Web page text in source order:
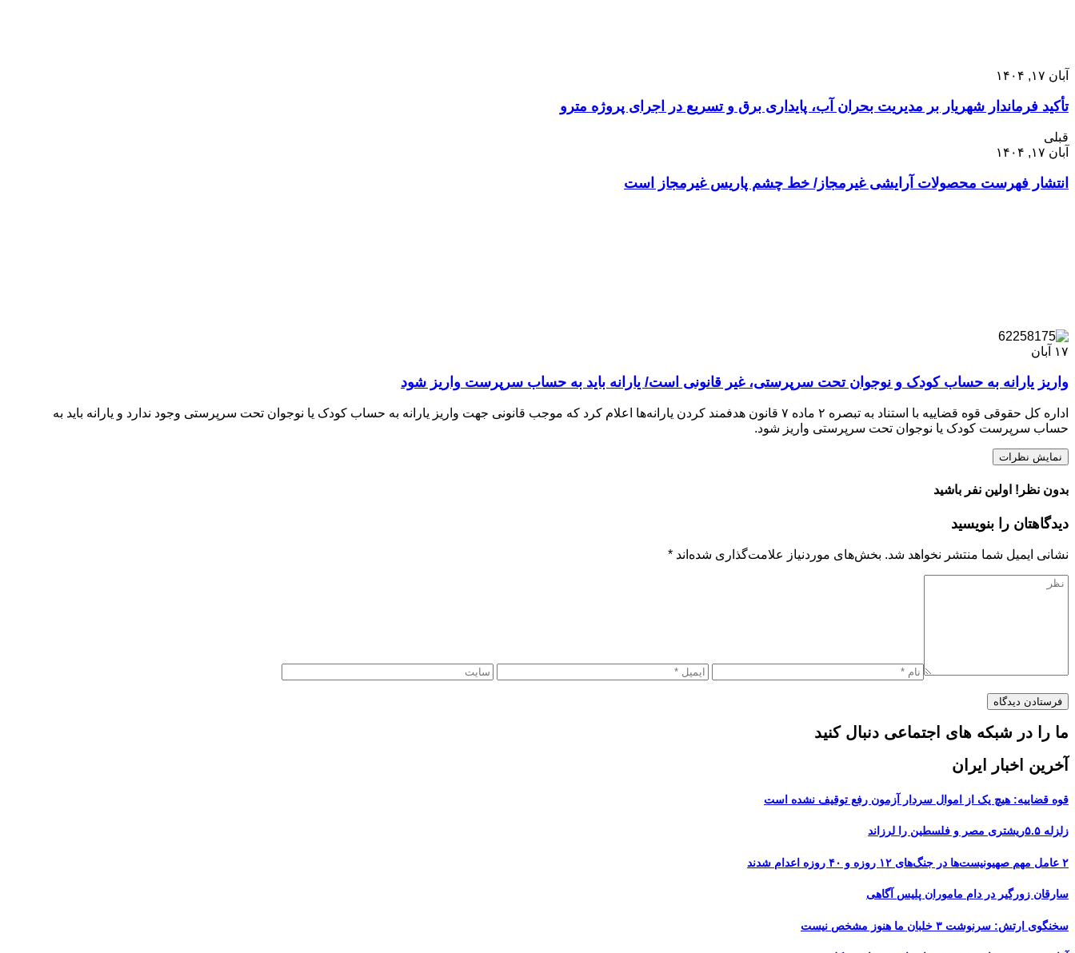
آبان ۱۷, ۱۴۰۴
تأکید فرماندار شهریار بر مدیریت بحران آب، پایداری برق و تسریع در اجرای پروژه مترو
قبلی
آبان ۱۷, ۱۴۰۴
انتشار فهرست محصولات آرایشی غیرمجاز/ خط چشم پاریس غیرمجاز است
۱۷ آبان
واریز یارانه به حساب کودک و نوجوان تحت سرپرستی، غیر قانونی است/ یارانه باید به حساب سرپرست واریز شود
اداره کل حقوقی قوه قضاییه با استناد به تبصره ۲ ماده ۷ قانون هدفمند کردن یارانه‌ها اعلام کرد که موجب قانونی جهت واریز یارانه به حساب کودک یا نوجوان تحت سرپرستی وجود ندارد و یارانه باید به
حساب سرپرست کودک یا نوجوان تحت سرپرستی واریز شود.
نمایش نظرات
بدون نظر! اولین نفر باشید
دیدگاهتان را بنویسید
نشانی ایمیل شما منتشر نخواهد شد. بخش‌های موردنیاز علامت‌گذاری شده‌اند *
ما را در شبکه های اجتماعی دنبال کنید
آخرین اخبار ایران
قوه قضاییه: هیچ یک از اموال سردار آزمون رفع توقیف نشده است
زلزله ۵.۵ریشتری مصر و فلسطین را لرزاند
۲ عامل مهم صهیونیست‌ها در جنگ‌های ۱۲ روزه و ۴۰ روزه اعدام شدند
سارقان زورگیر در دام ماموران پلیس آگاهی
سخنگوی ارتش: سرنوشت ۳ خلبان ما هنوز مشخص نیست